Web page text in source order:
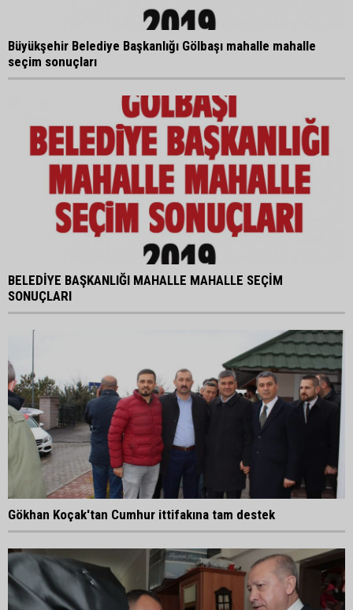
Büyükşehir Belediye Başkanlığı Gölbaşı mahalle mahalle
seçim sonuçları
BELEDİYE BAŞKANLIĞI MAHALLE MAHALLE SEÇİM
SONUÇLARI
Gökhan Koçak'tan Cumhur ittifakına tam destek